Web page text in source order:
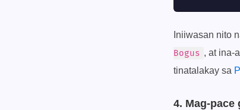
Iniiwasan nito
Bogus , at ina-
tinatalakay sa
4. Mag-pace